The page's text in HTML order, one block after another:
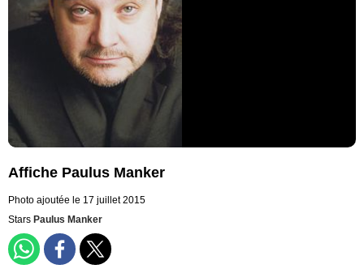
Affiche Paulus Manker
Photo ajoutée le 17 juillet 2015
Stars Paulus Manker